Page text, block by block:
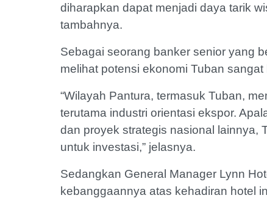
diharapkan dapat menjadi daya tarik
tambahnya.
Sebagai seorang banker senior yang
melihat potensi ekonomi Tuban sangat
“Wilayah Pantura, termasuk Tuban,
terutama industri orientasi ekspor.
dan proyek strategis nasional lainnya,
untuk investasi,” jelasnya.
Sedangkan General Manager Lynn
kebanggaannya atas kehadiran hotel